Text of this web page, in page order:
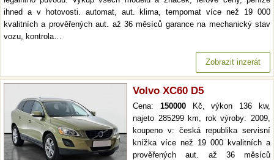
ihned a v hotovosti. automat, aut. klima, tempomat více než 19 000
kvalitních a prověřených aut. až 36 měsíců garance na mechanický stav
vozu, kontrola…
Zobrazit inzerát
Volvo XC60 D5
Cena: 150000Kč, výkon 136 kw,
najeto 285299 km, rok výroby: 2009,
koupeno v: česká republika servisní
knížka více než 19 000 kvalitních a
prověřených aut. až 36 měsíců